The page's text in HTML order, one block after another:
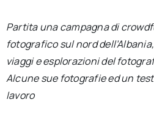
Cerca
per:
Newsletter
Partita una campagna di
fotografico sul nord
viaggi e esplorazioni del
Alcune sue fotografie ed un
lavoro